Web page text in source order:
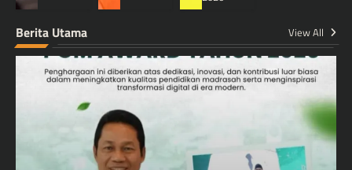
Berita Utama View All